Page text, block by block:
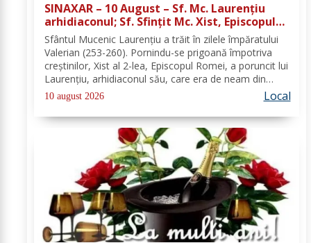
SINAXAR – 10 August – Sf. Mc. Laurenţiu
arhidiaconul; Sf. Sfinţit Mc. Xist, Episcopul
Romei
Sfântul Mucenic Laurenţiu a trăit în zilele împăratului
Valerian (253-260). Pornindu-se prigoană împotriva
creştinilor, Xist al 2-lea, Episcopul Romei, a poruncit lui
Laurenţiu, arhidiaconul său, care era de neam din
Spania, să chivernisească vistieria Bisericii şi să se
îngrijească de săraci....
10 august 2026 Local